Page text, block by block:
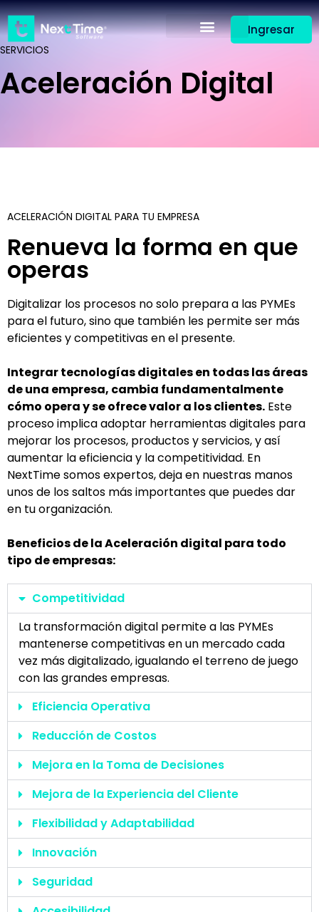
Ingresar
SERVICIOS
Aceleración Digital
ACELERACIÓN DIGITAL PARA TU EMPRESA
Renueva la forma en que
operas
Digitalizar los procesos no solo prepara a las PYMEs
para el futuro, sino que también les permite ser más
eficientes y competitivas en el presente.
Integrar tecnologías digitales en todas las áreas
de una empresa, cambia fundamentalmente
cómo opera y se ofrece valor a los clientes. Este
proceso implica adoptar herramientas digitales para
mejorar los procesos, productos y servicios, y así
aumentar la eficiencia y la competitividad. En
NextTime somos expertos, deja en nuestras manos
unos de los saltos más importantes que puedes dar
en tu organización.
Beneficios de la Aceleración digital para todo
tipo de empresas:
Competitividad
La transformacióndigital permite a las PYMEs
mantenerse competitivas en un mercado cada
vez másdigitalizado, igualando el terreno de juego
con las grandes empresas.
Eficiencia Operativa
Reducción de Costos
Mejora en la Toma de Decisiones
Mejora de la Experiencia del Cliente
Flexibilidad y Adaptabilidad
Innovación
Seguridad